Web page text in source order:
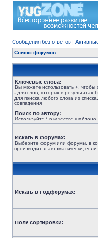
Сообщения без ответов |
Список форумов
Ключевые слова:
Вы можете использовать + ,
- для слов, которых в
для поиска любого слова из
совпадения.
Поиск по автору:
Используйте * в качестве шаблона.
Искать в форумах:
Выберите форум или форумы, в
производится автоматически,
Искать в подфорумах:
Поле сортировки: